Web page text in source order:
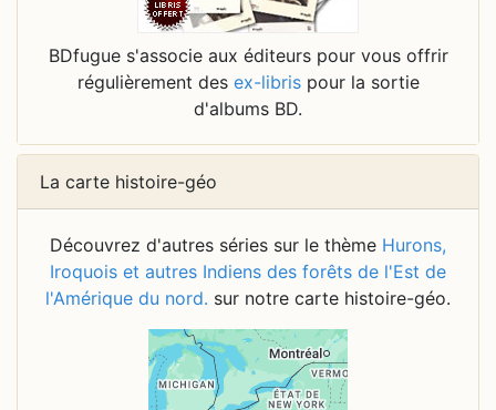
BDfugue s'associe aux éditeurs pour vous offrir
régulièrement des ex-librispour la sortie
d'albums BD.
La carte histoire-géo
Découvrez d'autres séries sur le thème Hurons,
Iroquois et autres Indiens des forêts de l'Est de
l'Amérique du nord. sur notre carte histoire-géo.